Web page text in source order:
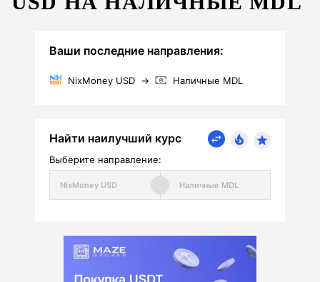
Ваши последние направления:
NixMoney USD → Наличные MDL
Найти наилучший курс
Выберите направление: